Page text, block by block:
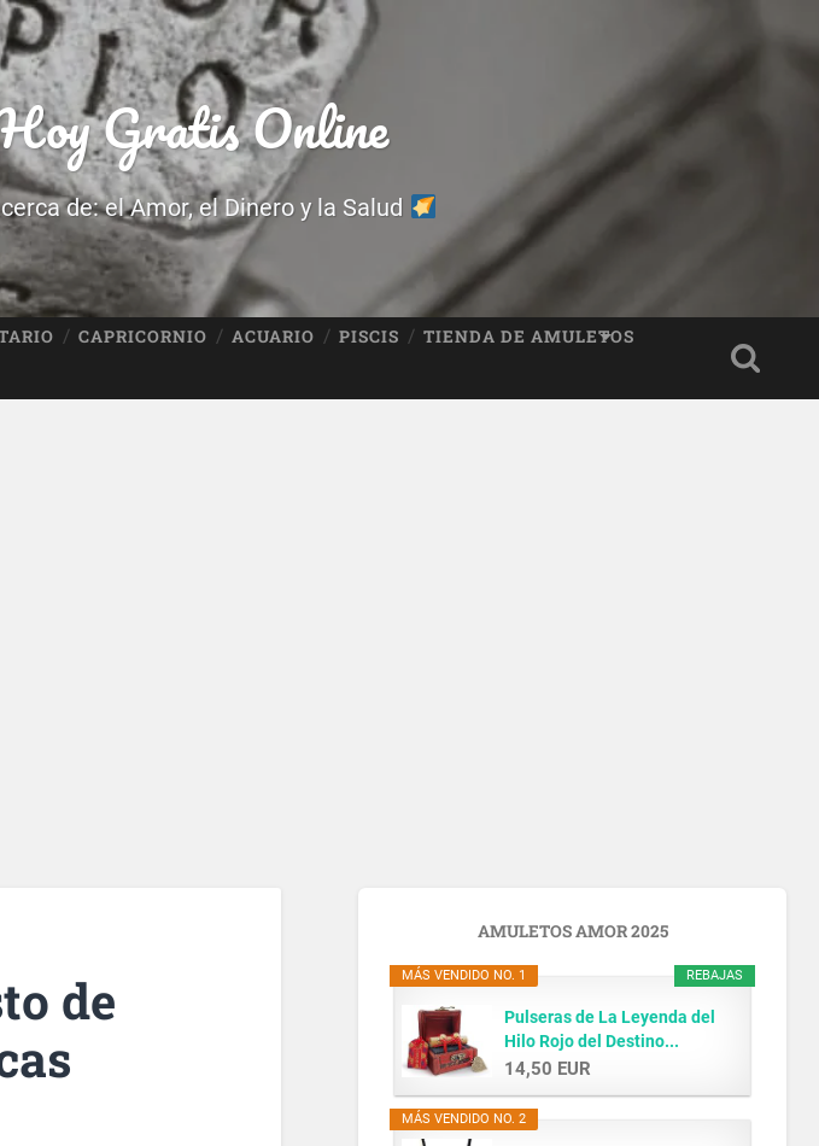
Gratis Online
de: el Amor, el Dinero y la Salud
CAPRICORNIO ACUARIO PISCIS TIENDA DE AMULETOS
de
AMULETOS AMOR 2025
REBAJAS
MÁS VENDIDO NO. 1
Pulseras de La Leyenda del
Hilo Rojo del Destino...
14,50 EUR
MÁS VENDIDO NO. 2